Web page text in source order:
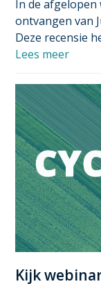
In de afgelopen
ontvangen van
Deze recensie
Lees meer
Kijk